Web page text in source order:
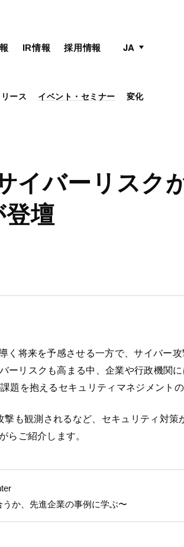
IR情報 採用情報 active language
JA language
ース イベント・セミナー 変化
イバーリスク
壇
将来を予感させる一方で、サイバー
リスクも高まる中、企業や行政機関
を抱えるセキュリティマネジメントの
も観測されるなど、セキュリティ対
らご紹介します。
か、先進企業の事例に学ぶ〜